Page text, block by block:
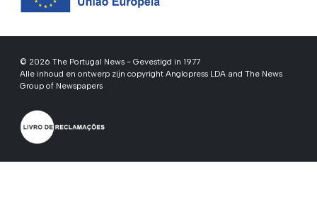
© 2026 The Portugal News - Gevestigd in 1977
Alle inhoud en ontwerp zijn copyright Anglopress LDA and The News
Group of Newspapers